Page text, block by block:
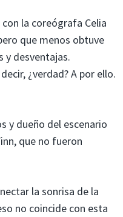
la coreógrafa Celia
que menos obtuve
y desventajas.
¿verdad? A por ello.
y dueño del escenario
que no fueron
la sonrisa de la
no coincide con esta